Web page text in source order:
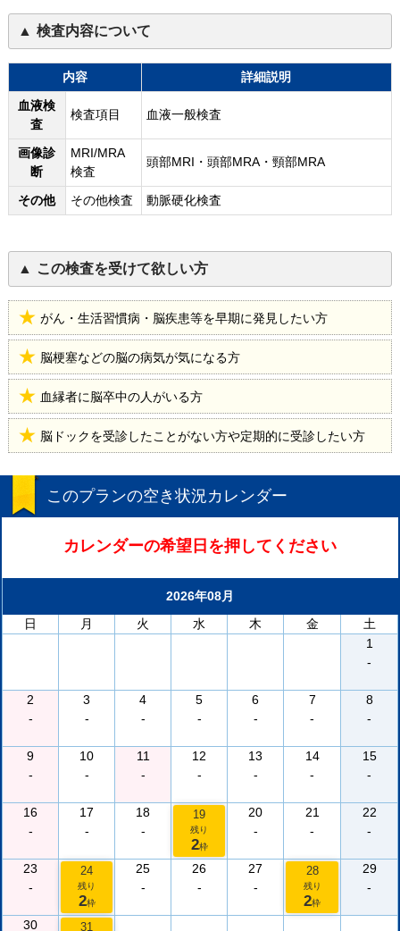
検査内容について
内容
詳細説明
血液検
査
検査項目 血液一般検査
画像診
断
MRI/MRA
検査
頭部MRI・頭部MRA・頸部MRA
その他 その他検査 動脈硬化検査
この検査を受けて欲しい方
がん・生活習慣病・脳疾患等を早期に発見したい方
脳梗塞などの脳の病気が気になる方
血縁者に脳卒中の人がいる方
脳ドックを受診したことがない方や定期的に受診したい方
このプランの空き状況カレンダー
カレンダーの希望日を押してください
2026年08月
日
月 火 水 木 金
土
1
-
2
-
3
-
4
-
5
-
6
-
7
-
8
-
9
-
10
-
11
-
12
-
13
-
14
-
15
-
16
-
17
-
18
-
19
残り
2枠
20
-
21
-
22
-
23
-
24
残り
2枠
25
-
26
-
27
-
28
残り
2枠
29
-
30 31